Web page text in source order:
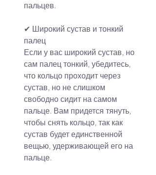
пальцев.
✔ Широкий сустав и тонкий
палец
Если у вас широкий сустав, но
сам палец тонкий, убедитесь,
что кольцо проходит через
сустав, но не слишком
свободно сидит на самом
пальце. Вам придется тянуть,
чтобы снять кольцо, так как
сустав будет единственной
вещью, удерживающей его на
пальце.